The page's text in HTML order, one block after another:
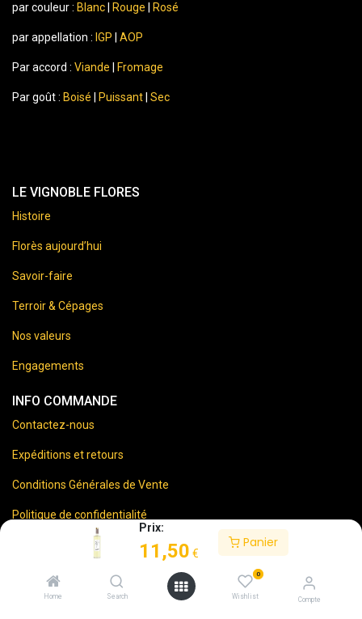
Prix:
11,50 €
Panier
Home Search
0
Wishlist Compte
par couleur : Blanc Rouge Rosé
par appellation : IGP AOP
Par accord : Viande Fromage
Par goût : Boisé Puissant Sec
LE VIGNOBLE FLORES
Histoire
Florès aujourd’hui
Savoir-faire
Terroir & Cépages
Nos valeurs
Engagements
INFO COMMANDE
Contactez-nous
Expéditions et retours
Conditions Générales de Vente
Politique de confidentialité
Mentions Légales